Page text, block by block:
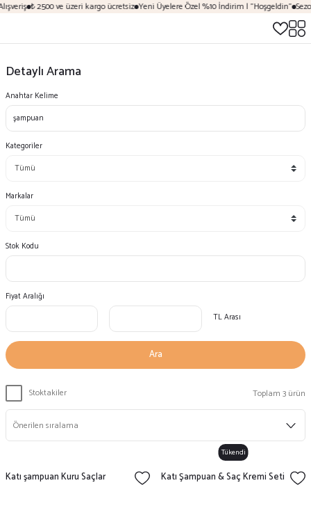
₺ 2500 ve üzeri kargo ücretsiz Yeni Üyelere Özel %10 İndirim | "Hoşgeldin"
Detaylı Arama
Anahtar Kelime
Kategoriler
Markalar
Stok Kodu
Fiyat Aralığı
TL Arası
Ara
Stoktakiler Toplam 3 ürün
Katı şampuan Kuru Saçlar
Tükendi
Katı Şampuan & Saç Kremi Seti